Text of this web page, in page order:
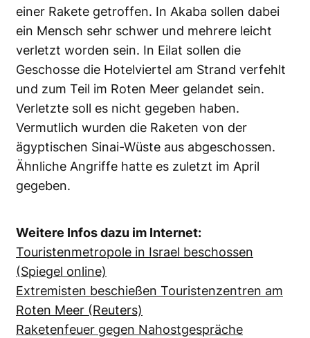
einer Rakete getroffen. In Akaba sollen dabei
ein Mensch sehr schwer und mehrere leicht
verletzt worden sein. In Eilat sollen die
Geschosse die Hotelviertel am Strand verfehlt
und zum Teil im Roten Meer gelandet sein.
Verletzte soll es nicht gegeben haben.
Vermutlich wurden die Raketen von der
ägyptischen Sinai-Wüste aus abgeschossen.
Ähnliche Angriffe hatte es zuletzt im April
gegeben.
Weitere Infos dazu im Internet:
Touristenmetropole in Israel beschossen
(Spiegel online)
Extremisten beschießen Touristenzentren am
Roten Meer (Reuters)
Raketenfeuer gegen Nahostgespräche